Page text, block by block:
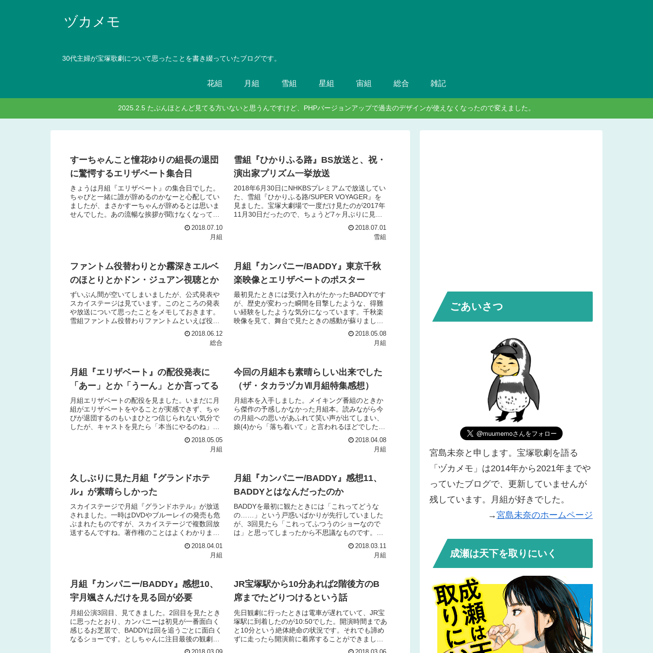
ヅカメモ
30代主婦が宝塚歌劇について思ったことを書き綴っていたブログです。
花組 月組 雪組 星組 宙組 総合 雑記
2025.2.5 たぶんほとんど見てる方いないと思うんですけど、PHPバージョンアップで過去のデザインが使えなくなったので変えました。
すーちゃんこと憧花ゆりの組長の退団
に驚愕するエリザベート集合日
きょうは月組『エリザベート』の集合日でした。
ちゃぴと一緒に誰が辞めるのかなーと心配してい
ましたが、まさかすーちゃんが辞めるとは思いま
せんでした。あの流暢な挨拶が聞けなくなってし
まうんですね。エリザベート退団者公式サイトか
2018.07.10
月組
雪組『ひかりふる路』BS放送と、祝・
演出家プリズム一挙放送
2018年6月30日にNHKBSプレミアムで放送してい
た、雪組『ひかりふる路/SUPER VOYAGER』を
見ました。宝塚大劇場で一度だけ見たのが2017年
11月30日だったので、ちょうど7ヶ月ぶりに見た
ことになります。ひかりふる路ふたたび...
2018.07.01
雪組
ファントム役替わりとか霧深きエルベ
のほとりとかドン・ジュアン視聴とか
ずいぶん間が空いてしまいましたが、公式発表や
スカイステージは見ています。このところの発表
や放送について思ったことをメモしておきます。
雪組ファントム役替わりファントムといえば役が
少ないことでおなじみです。蘭寿さんバージョン
2018.06.12
総合
月組『カンパニー/BADDY』東京千秋
楽映像とエリザベートのポスター
最初見たときには受け入れがたかったBADDYです
が、歴史が変わった瞬間を目撃したような、得難
い経験をしたような気分になっています。千秋楽
映像を見て、舞台で見たときの感動が蘇りまし
た。千秋楽映像東京千秋楽ということで、いろん
2018.05.08
月組
月組『エリザベート』の配役発表に
「あー」とか「うーん」とか言ってる
月組エリザベートの配役を見ました。いまだに月
組がエリザベートをやることが実感できず、ちゃ
ぴが退団するのもいまひとつ信じられない気分で
したが、キャストを見たら「本当にやるのね」と
2018.05.05
月組
今回の月組本も素晴らしい出来でした
（ザ・タカラヅカⅦ月組特集感想）
月組本を入手しました。メイキング番組のときか
ら傑作の予感しかなかった月組本。読みながら今
の月組への思いがあふれて笑い声が出てしまい、
娘(4)から「落ち着いて」と言われるほどでした。
2018.04.08
月組
久しぶりに見た月組『グランドホテ
ル』が素晴らしかった
スカイステージで月組『グランドホテル』が放送
されました。一時はDVDやブルーレイの発売も危
ぶまれたものですが、スカイステージで複数回放
送するんですね。著作権のことはよくわかりませ
んが、ありがたいことです。グランドホテルいい
2018.04.01
月組
月組『カンパニー/BADDY』感想11、
BADDYとはなんだったのか
BADDYを最初に観たときには「これってどうな
の……」という戸惑いばかりが先行していました
が、3回見たら「これってふつうのショーなので
は」と思ってしまったから不思議なものです。
BADDYに対する慣れ最初にBADDYを見たときに
2018.03.11
月組
月組『カンパニー/BADDY』感想10、
宇月颯さんだけを見る回が必要
月組公演3回目、見てきました。2回目を見たとき
に思ったとおり、カンパニーは初見が一番面白く
感じるお芝居で、BADDYは回を追うごとに面白く
なるショーです。としちゃんに注目最後の観劇な
ので、退団者の一人であるとしちゃんに注目して
JR宝塚駅から10分あれば2階後方のB
席までたどりつけるという話
先日観劇に行ったときは電車が遅れていて、JR宝
塚駅に到着したのが10:50でした。開演時間まであ
と10分という絶体絶命の状況です。それでも諦め
ずに走ったら開演前に着席することができまし
た。電車が遅れて焦る10:32に宝塚駅に到着する予
ごあいさつ
宮島未奈と申します。宝塚歌劇を語る
「ヅカメモ」は2014年から2021年までや
っていたブログで、更新していませんが
残しています。月組が好きでした。
→宮島未奈のホームページ
成瀬は天下を取りにいく